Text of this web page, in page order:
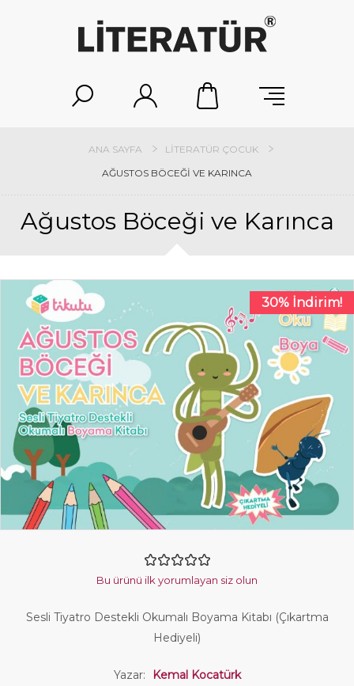
ANA SAYFA
LITERATÜR ÇOCUK
AĞUSTOS BÖCEĞI VE KARINCA
Ağustos Böceği ve Karınca
30% İndirim!
Bu ürünü ilk yorumlayan siz olun
Sesli Tiyatro Destekli Okumalı Boyama Kitabı (Çıkartma
Hediyeli)
Yazar: Kemal Kocatürk